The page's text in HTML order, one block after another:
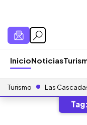
InicioNoticias
Turismo Las
Tag: